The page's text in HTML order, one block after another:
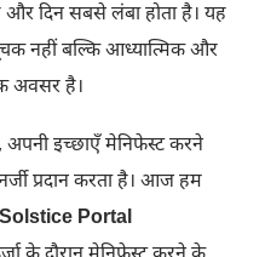
और दिन सबसे लंबा होता है। यह
नहीं बल्कि आध्यात्मिक और
अवसर है।
इच्छाएँ मेनिफेस्ट करने
प्रदान करता है। आज हम
Portal